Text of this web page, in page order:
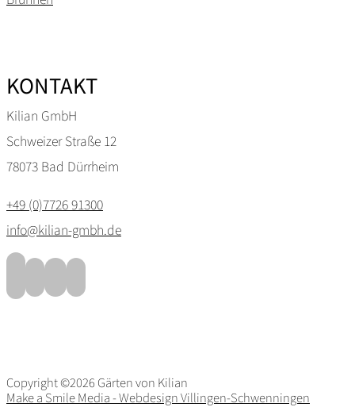
KONTAKT
Kilian GmbH
Schweizer Straße 12
78073 Bad Dürrheim
+49 (0)7726 91300
info@kilian-gmbh.de
Copyright ©2026 Gärten von Kilian
Make a Smile Media - Webdesign Villingen-Schwenningen